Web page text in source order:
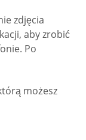
zdjęcia
aby zrobić
Po
możesz